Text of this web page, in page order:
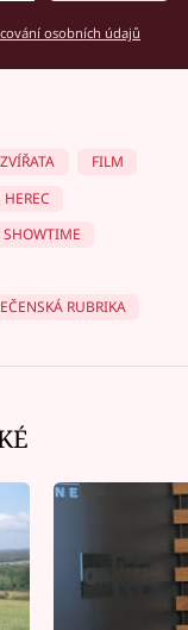
osobních údajů
ZVÍŘATA
FILM
HEREC
SHOWTIME
RUBRIKA